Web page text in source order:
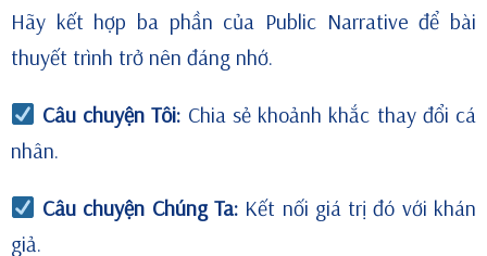
Hãy kết hợp ba phần của Public Narrative để bài
thuyết trình trở nên đáng nhớ.
Câu chuyện Tôi: Chia sẻ khoảnh khắc thay đổi cá
nhân.
Câu chuyện Chúng Ta:Kết nối giá trị đó với khán
giả.